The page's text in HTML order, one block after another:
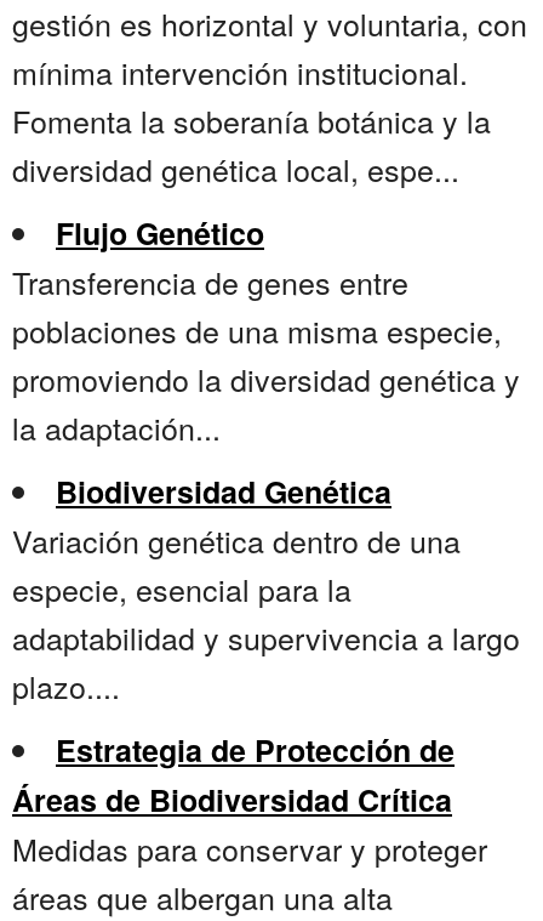
gestión es horizontal y voluntaria, con
mínima intervención institucional.
Fomenta la soberanía botánica y la
diversidad genética local, espe...
Flujo Genético
Transferencia de genes entre
poblaciones de una misma especie,
promoviendo la diversidad genética y
la adaptación...
Biodiversidad Genética
Variación genética dentro de una
especie, esencial para la
adaptabilidad y supervivencia a largo
plazo....
Estrategia de Protección de
Áreas de Biodiversidad Crítica
Medidas para conservar y proteger
áreas que albergan una alta